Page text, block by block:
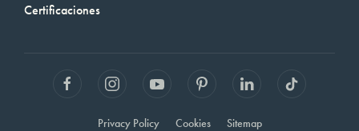
Certificaciones
Privacy Policy Cookies Sitemap